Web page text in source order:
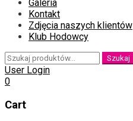
Galeria
Kontakt
Zdjęcia naszych klientów
Klub Hodowcy
Szukaj:
Szukaj
User Login
0
Cart